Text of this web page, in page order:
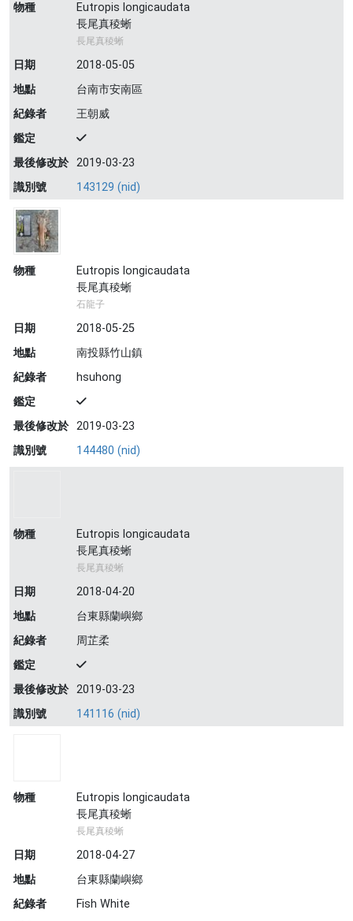
物種
Eutropis longicaudata
長尾真稜蜥
長尾真稜蜥
日期
2018-05-05
地點
台南市安南區
紀錄者
王朝威
鑑定
最後修改於 2019-03-23
識別號
143129 (nid)
物種
Eutropis longicaudata
長尾真稜蜥
石龍子
日期
2018-05-25
地點
南投縣竹山鎮
紀錄者
hsuhong
鑑定
最後修改於 2019-03-23
識別號
144480 (nid)
物種
Eutropis longicaudata
長尾真稜蜥
長尾真稜蜥
日期
2018-04-20
地點
台東縣蘭嶼鄉
紀錄者
周芷柔
鑑定
最後修改於 2019-03-23
識別號
141116 (nid)
物種
Eutropis longicaudata
長尾真稜蜥
長尾真稜蜥
日期
2018-04-27
地點
台東縣蘭嶼鄉
紀錄者
Fish White